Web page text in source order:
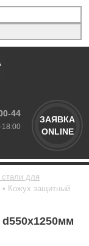
44
ЗАЯВКА
ONLINE
стали для
Кожух защитный